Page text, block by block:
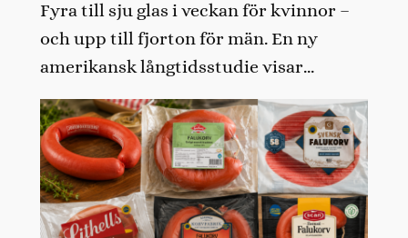
Fyra till sju glas i veckan för kvinnor –
och upp till fjorton för män. En ny
amerikansk långtidsstudie visar…